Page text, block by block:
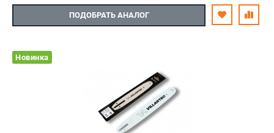
ПОДОБРАТЬ АНАЛОГ
Новинка